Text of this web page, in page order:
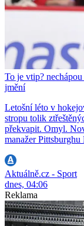
To je vtip?
jmění
Letošní léto v
stropu tolik
překvapit. Omyl.
manažer
Aktuálně.cz - Sport
dnes, 04:06
Reklama